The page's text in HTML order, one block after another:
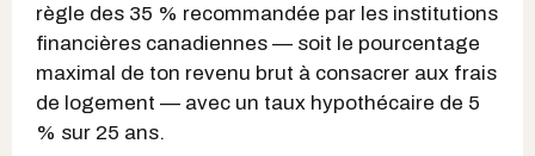
règle des 35 % recommandée par les institutions
financières canadiennes — soit le pourcentage
maximal de ton revenu brut à consacrer aux frais
de logement — avec un taux hypothécaire de 5
% sur 25 ans.